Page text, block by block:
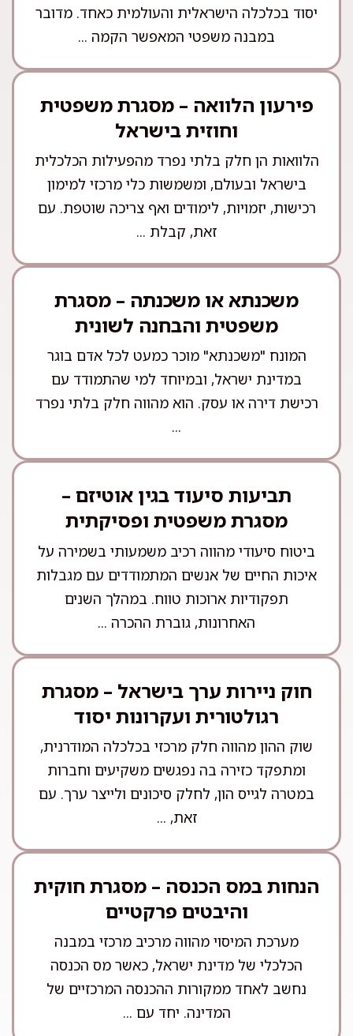
יסוד בכלכלה הישראלית והעולמית כאחד. מדובר
במבנה משפטי המאפשר הקמה ...
פירעון הלוואה – מסגרת משפטית
וחוזית בישראל
הלוואות הן חלק בלתי נפרד מהפעילות הכלכלית
בישראל ובעולם, ומשמשות כלי מרכזי למימון
רכישות, יזמויות, לימודים ואף צריכה שוטפת. עם
זאת, קבלת ...
משכנתא או משכנתה – מסגרת
משפטית והבחנה לשונית
המונח "משכנתא" מוכר כמעט לכל אדם בוגר
במדינת ישראל, ובמיוחד למי שהתמודד עם
רכישת דירה או עסק. הוא מהווה חלק בלתי נפרד
...
תביעות סיעוד בגין אוטיזם –
מסגרת משפטית ופסיקתית
ביטוח סיעודי מהווה רכיב משמעותי בשמירה על
איכות החיים של אנשים המתמודדים עם מגבלות
תפקודיות ארוכות טווח. במהלך השנים
האחרונות, גוברת ההכרה ...
חוק ניירות ערך בישראל – מסגרת
רגולטורית ועקרונות יסוד
שוק ההון מהווה חלק מרכזי בכלכלה המודרנית,
ומתפקד כזירה בה נפגשים משקיעים וחברות
במטרה לגייס הון, לחלק סיכונים ולייצר ערך. עם
זאת, ...
הנחות במס הכנסה – מסגרת חוקית
והיבטים פרקטיים
מערכת המיסוי מהווה מרכיב מרכזי במבנה
הכלכלי של מדינת ישראל, כאשר מס הכנסה
נחשב לאחד ממקורות ההכנסה המרכזיים של
המדינה. יחד עם ...